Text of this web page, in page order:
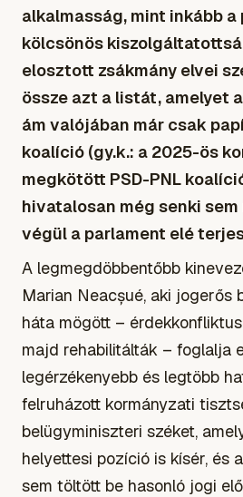
alkalmasság, mint inkább
kölcsönös
elosztott zsákmány elvei
össze azt a listát, amelyet
ám valójában már csak
koalíció (gy.k.: a 2025-ös
megkötött PSD-PNL
hivatalosan még senki
végül a parlament elé
A legmegdöbbentőbb
Marian Neacșué, aki jogerős
háta mögött –
majd rehabilitálták – foglalja
legérzékenyebb és legtöbb
felruházott kormányzati
belügyminiszteri széket,
helyettesi pozíció is kísér, és
sem töltött be hasonló jogi